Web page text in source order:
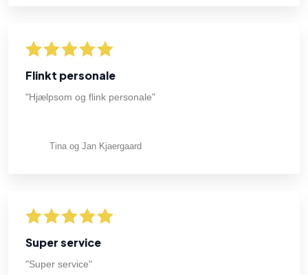
Flinkt personale
"Hjælpsom og flink personale"
Tina og Jan Kjaergaard
Super service
"Super service"